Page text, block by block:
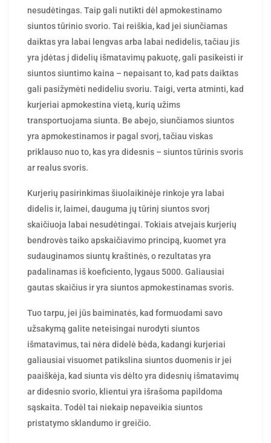
nesudėtingas. Taip gali nutikti dėl apmokestinamo
siuntos tūrinio svorio. Tai reiškia, kad jei siunčiamas
daiktas yra labai lengvas arba labai nedidelis, tačiau jis
yra įdėtas į didelių išmatavimų pakuotę, gali pasikeisti ir
siuntos siuntimo kaina – nepaisant to, kad pats daiktas
gali pasižymėti nedideliu svoriu. Taigi, verta atminti, kad
kurjeriai apmokestina vietą, kurią užims
transportuojama siunta. Be abejo, siunčiamos siuntos
yra apmokestinamos ir pagal svorį, tačiau viskas
priklauso nuo to, kas yra didesnis – siuntos tūrinis svoris
ar realus svoris.
Kurjerių pasirinkimas šiuolaikinėje rinkoje yra labai
didelis ir, laimei, dauguma jų tūrinį siuntos svorį
skaičiuoja labai nesudėtingai. Tokiais atvejais kurjerių
bendrovės taiko apskaičiavimo principą, kuomet yra
sudauginamos siuntų kraštinės, o rezultatas yra
padalinamas iš koeficiento, lygaus 5000. Galiausiai
gautas skaičius ir yra siuntos apmokestinamas svoris.
Tuo tarpu, jei jūs baiminatės, kad formuodami savo
užsakymą galite neteisingai nurodyti siuntos
išmatavimus, tai nėra didelė bėda, kadangi kurjeriai
galiausiai visuomet patikslina siuntos duomenis ir jei
paaiškėja, kad siunta vis dėlto yra didesnių išmatavimų
ar didesnio svorio, klientui yra išrašoma papildoma
sąskaita. Todėl tai niekaip nepaveikia siuntos
pristatymo sklandumo ir greičio.